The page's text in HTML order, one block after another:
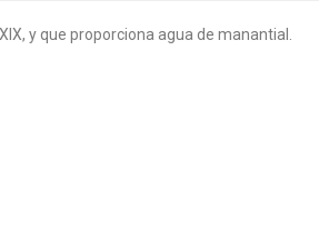
y que proporciona agua de manantial.